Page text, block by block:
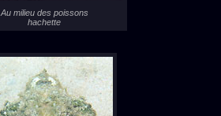
Au milieu des poissons
hachette